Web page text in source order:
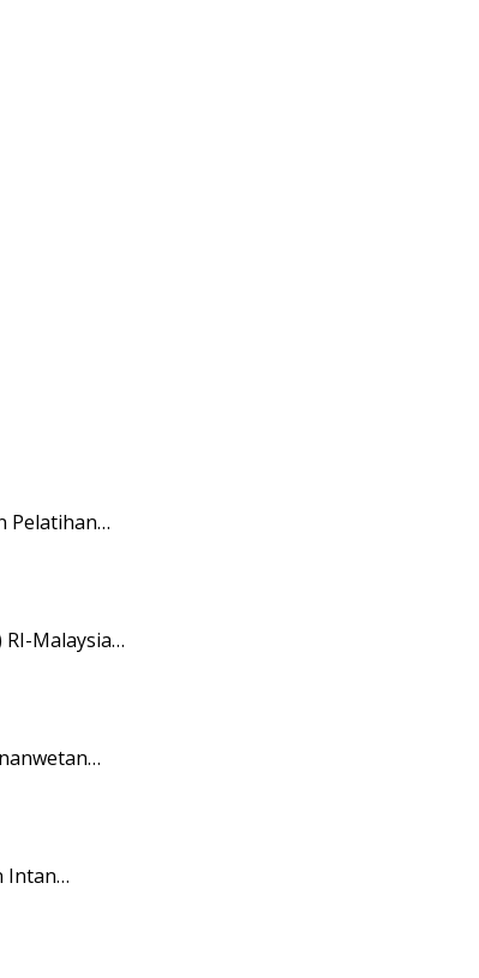
Pelatihan…
RI-Malaysia…
Intan…